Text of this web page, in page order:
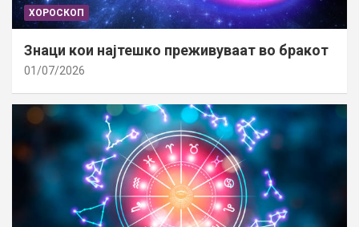
ХОРОСКОП
Знаци кои најтешко преживуваат во бракот
01/07/2026